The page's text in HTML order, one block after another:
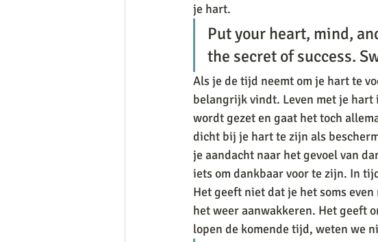
je hart.
Put your heart, mind,
the secret of success.
Als je de tijd neemt om je hart te
belangrijk vindt. Leven met je hart
wordt gezet en gaat het toch
dicht bij je hart te zijn als
je aandacht naar het gevoel van
iets om dankbaar voor te zijn. In
Het geeft niet dat je het soms
het weer aanwakkeren. Het geeft
lopen de komende tijd, weten we